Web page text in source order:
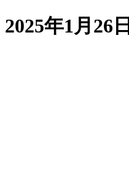
2025年1月26